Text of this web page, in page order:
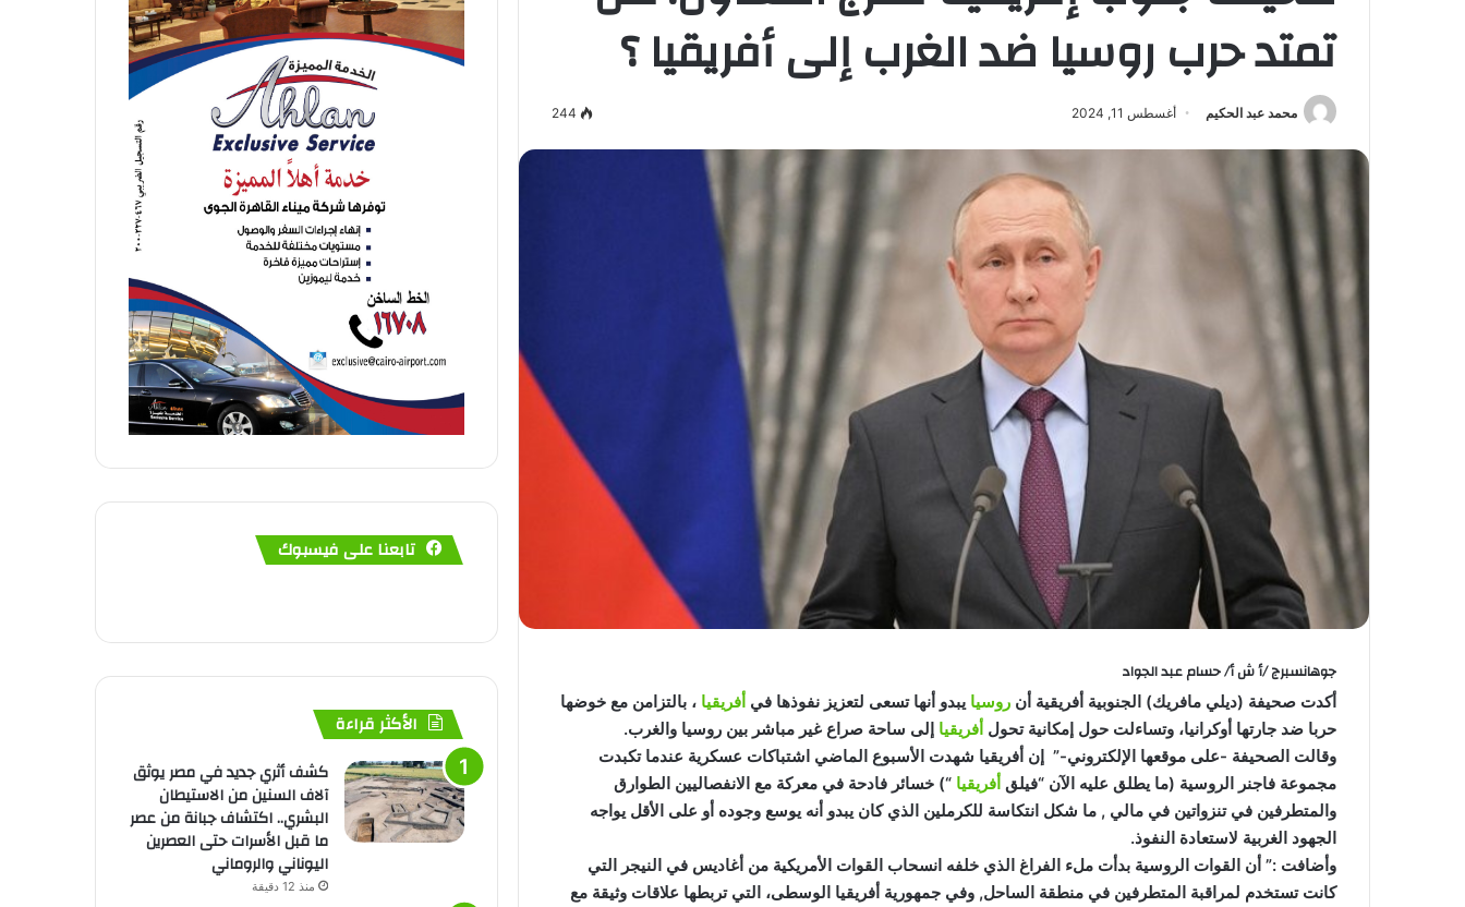
تمتد حرب روسيا ضد الغرب إلى أفريقيا ؟
محمد عبد الحكيم أغسطس 11, 2024 244
جوهانسبرج /أ ش أ/ حسام عبد الجواد
أكدت صحيفة (ديلي مافريك) الجنوبية أفريقية أن روسيا يبدو أنها تسعى لتعزيز نفوذها في أفريقيا ، بالتزامن مع خوضها
حربا ضد جارتها أوكرانيا، وتساءلت حول إمكانية تحول أفريقيا إلى ساحة صراع غير مباشر بين روسيا والغرب.
وقالت الصحيفة -على موقعها الإلكتروني-” إن أفريقيا شهدت الأسبوع الماضي اشتباكات عسكرية عندما تكبدت
مجموعة فاجنر الروسية (ما يطلق عليه الآن “فيلق أفريقيا “) خسائر فادحة في معركة مع الانفصاليين الطوارق
والمتطرفين في تنزواتين في مالي , ما شكل انتكاسة للكرملين الذي كان يبدو أنه يوسع وجوده أو على الأقل يواجه
الجهود الغربية لاستعادة النفوذ.
وأضافت :” أن القوات الروسية بدأت ملء الفراغ الذي خلفه انسحاب القوات الأمريكية من أغاديس في النيجر التي
كانت تستخدم لمراقبة المتطرفين في منطقة الساحل, وفي جمهورية أفريقيا الوسطى، التي تربطها علاقات وثيقة مع
تابعنا على فيسبوك
الأكثر قراءة
كشف أثري جديد في مصر يوثق
آلاف السنين من الاستيطان
البشري.. اكتشاف جبانة من عصر
ما قبل الأسرات حتى العصرين
اليوناني والروماني
منذ 12 دقيقة